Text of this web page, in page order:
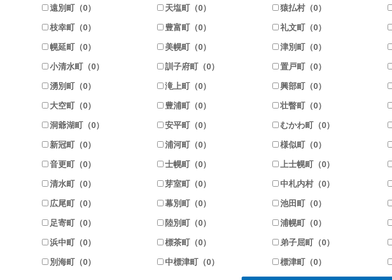
遠別町（0） 天塩町（0） 猿払村（0）
枝幸町（0） 豊富町（0） 礼文町（0）
幌延町（0） 美幌町（0） 津別町（0）
小清水町（0） 訓子府町（0） 置戸町（0）
湧別町（0） 滝上町（0） 興部町（0）
大空町（0） 豊浦町（0） 壮瞥町（0）
洞爺湖町（0） 安平町（0） むかわ町（0）
新冠町（0） 浦河町（0） 様似町（0）
音更町（0） 士幌町（0） 上士幌町（0）
清水町（0） 芽室町（0） 中札内村（0）
広尾町（0） 幕別町（0） 池田町（0）
足寄町（0） 陸別町（0） 浦幌町（0）
浜中町（0） 標茶町（0） 弟子屈町（0）
別海町（0） 中標津町（0） 標津町（0）